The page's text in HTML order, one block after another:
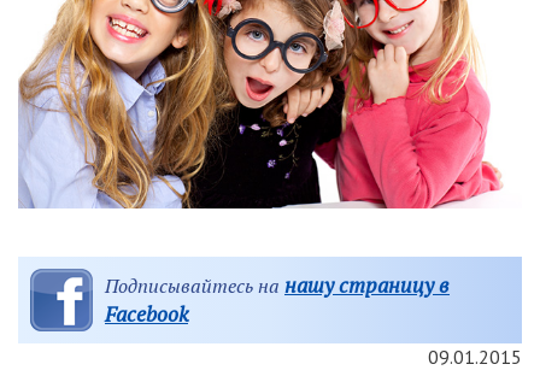
Подписывайтесь на нашу страницу в
Facebook
09.01.2015